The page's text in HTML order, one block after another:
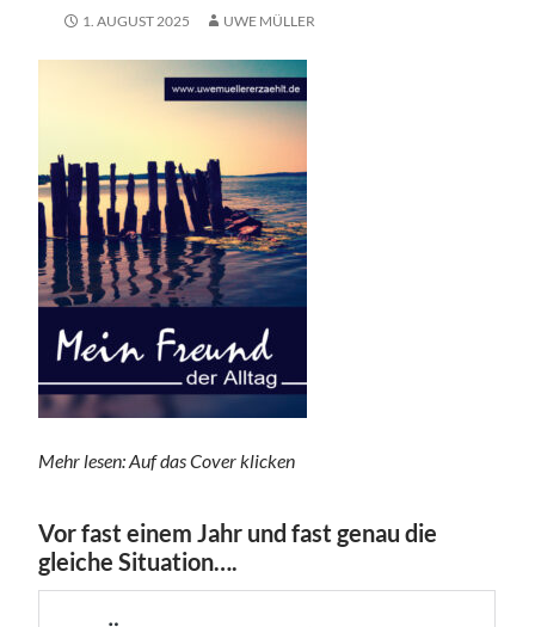
1. AUGUST 2025 UWE MÜLLER
Mehr lesen: Auf das Cover klicken
Vor fast einem Jahr und fast genau die
gleiche Situation….